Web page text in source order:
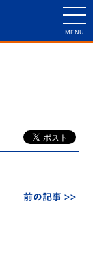
前の記事 >>